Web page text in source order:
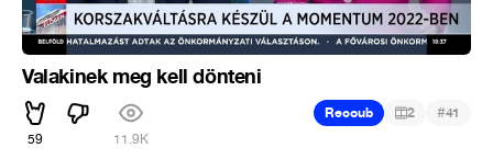
Valakinek meg kell dönteni
59 11.9K
Recoub 2 #41